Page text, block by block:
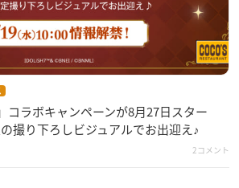
コラボキャンペーンが8月27日スター
撮り下ろしビジュアルでお出迎え♪
2コメント